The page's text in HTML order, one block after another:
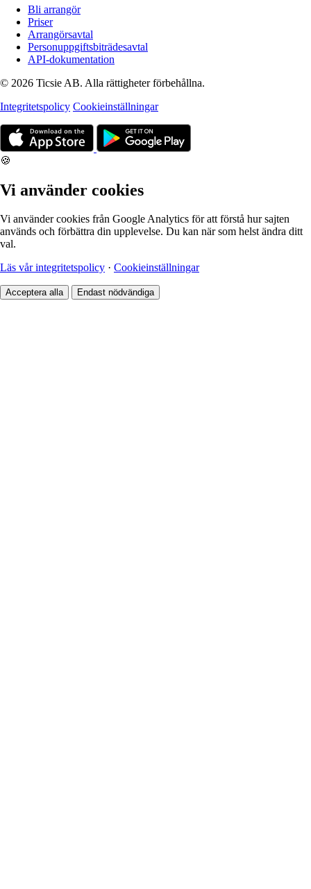
Bli arrangör
Priser
Arrangörsavtal
Personuppgiftsbiträdesavtal
API-dokumentation
© 2026 Ticsie AB. Alla rättigheter förbehållna.
Integritetspolicy Cookieinställningar
🍪
Vi använder cookies
Vi använder cookies från Google Analytics för att förstå hur sajten
används och förbättra din upplevelse. Du kan när som helst ändra ditt
val.
Läs vår integritetspolicy · Cookieinställningar
Acceptera alla Endast nödvändiga